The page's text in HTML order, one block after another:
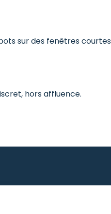
sur des fenêtres
hors affluence.